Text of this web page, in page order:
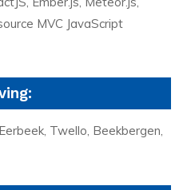
MVC JavaScript
Twello, Beekbergen,